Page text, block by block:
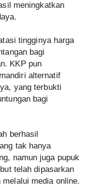
meningkatkan
tingginya harga
bagi
KKP pun
alternatif
yang terbukti
bagi
berhasil
tak hanya
namun juga pupuk
telah dipasarkan
media online.